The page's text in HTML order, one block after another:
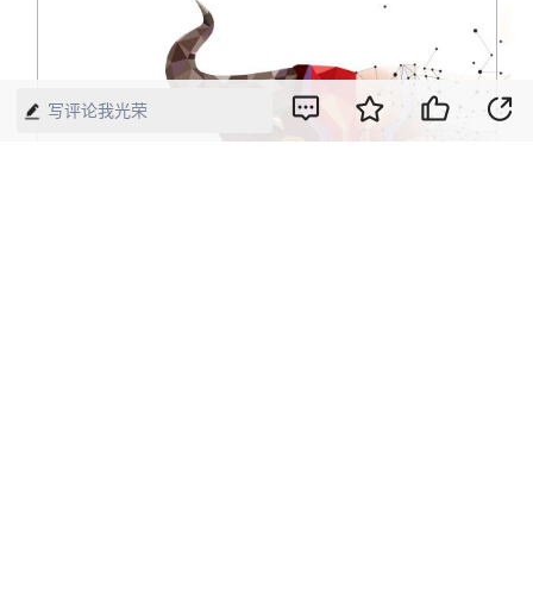
写评论我光荣